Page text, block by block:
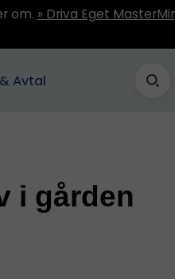
om. » Driva Eget
Avtal
i gården